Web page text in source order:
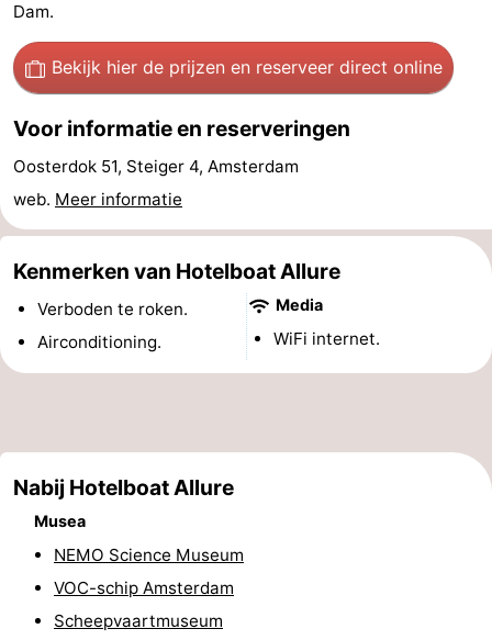
Het
Amsterdamse
Bos
-
Spaarnwoude
Last
minutes
Musea
Attracties
Zien
doen
-
Kerken
Dam.
Bekijk hier de prijzen en reserveer direct online
Voor informatie en reserveringen
Oosterdok 51, Steiger 4, Amsterdam
web. Meer informatie
Kenmerken van Hotelboat Allure
Verboden te roken.
Airconditioning.
Media
WiFi internet.
Nabij Hotelboat Allure
Musea
NEMO Science Museum
VOC-schip Amsterdam
Scheepvaartmuseum